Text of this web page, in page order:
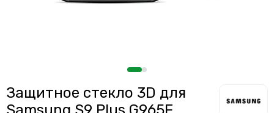
Защитное стекло 3D для